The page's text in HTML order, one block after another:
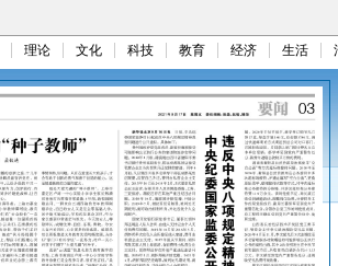
理论 文化 科技 教育 经济 生活